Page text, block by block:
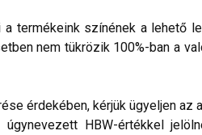
termékeink színének a lehető
nem tükrözik 100%-ban a
érdekében, kérjük ügyeljen az
HBW-értékkel